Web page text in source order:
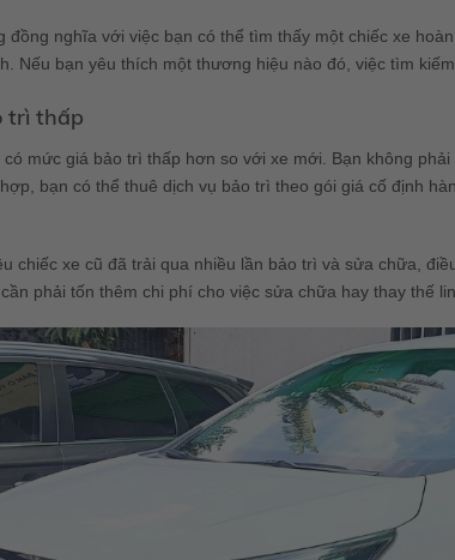
đồng nghĩa với việc bạn có thể tìm thấy một chiếc xe
Nếu bạn yêu thích một thương hiệu nào đó, việc tìm
trì thấp
mức giá bảo trì thấp hơn so với xe mới. Bạn không
bạn có thể thuê dịch vụ bảo trì theo gói giá cố định
chiếc xe cũ đã trải qua nhiều lần bảo trì và sửa chữa,
phải tốn thêm chi phí cho việc sửa chữa hay thay thế